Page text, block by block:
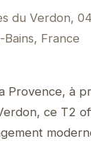
du Verdon,
Bains, France
Provence, à
ce T2